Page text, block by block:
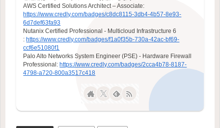
AWS Certified Solutions Architect – Associate:
https://www.credly.com/badges/c8dc8115-3db4-4b57-8e93-
6d7def63fa93
Nutanix Certified Professional - Multicloud Infrastructure 6
:https://www.credly.com/badges/f1a0f35b-730a-42ac-bf69-
ccf6e51080f1
Palo Alto Networks System Engineer (PSE) - Hardware Firewall
Professional:https://www.credly.com/badges/2cca4b78-8187-
4798-a720-800a3517c418